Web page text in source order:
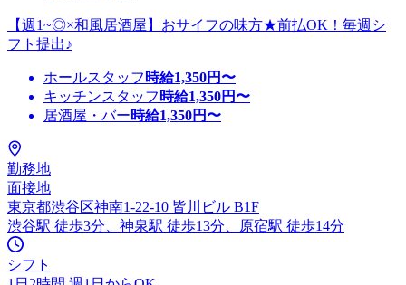
【週1~◎×和風居酒屋】おサイフの味方★前払OK！毎週シ
フト提出♪
ホールスタッフ 時給1,350円〜
キッチンスタッフ 時給1,350円〜
居酒屋・バー時給1,350円〜
勤務地
面接地
東京都渋谷区神南1-22-10 皆川ビル B1F
渋谷駅 徒歩3分、神泉駅 徒歩13分、原宿駅 徒歩14分
シフト